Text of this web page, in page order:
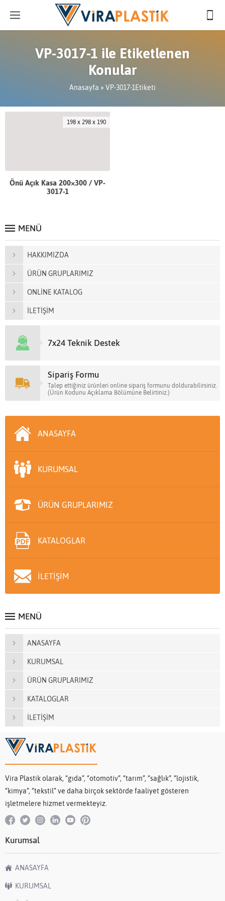
VP-3017-1 ile Etiketlenen
Konular
Anasayfa » VP-3017-1Etiketi
198 x 298 x 190
Önü Açık Kasa 200×300 / VP-
3017-1
MENÜ
HAKKIMIZDA
ÜRÜN GRUPLARIMIZ
ONLİNE KATALOG
İLETİŞİM
7x24 Teknik Destek
Sipariş Formu
Talep ettiğiniz ürünleri online sipariş formunu doldurabilirsiniz.
(Ürün Kodunu Açıklama Bölümüne Belirtiniz.)
ANASAYFA
KURUMSAL
ÜRÜN GRUPLARIMIZ
KATALOGLAR
İLETİŞİM
MENÜ
ANASAYFA
KURUMSAL
ÜRÜN GRUPLARIMIZ
KATALOGLAR
İLETİŞİM
Vira Plastik olarak, “gıda”, “otomotiv”, “tarım”, “sağlık”, “lojistik,
“kimya”, “tekstil” ve daha birçok sektörde faaliyet gösteren
işletmelere hizmet vermekteyiz.
Kurumsal
ANASAYFA
KURUMSAL